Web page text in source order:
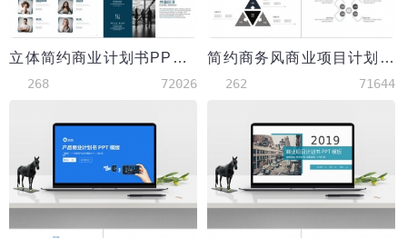
立体简约商业计划书PPT模板
268 72026
简约商务风商业项目计划书PPT模板
262 71644